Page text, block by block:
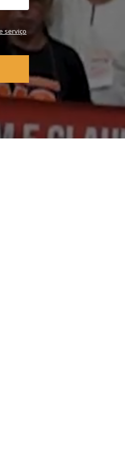
serviço